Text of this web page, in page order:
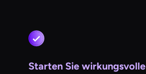
Starten Sie wirkungsvolle